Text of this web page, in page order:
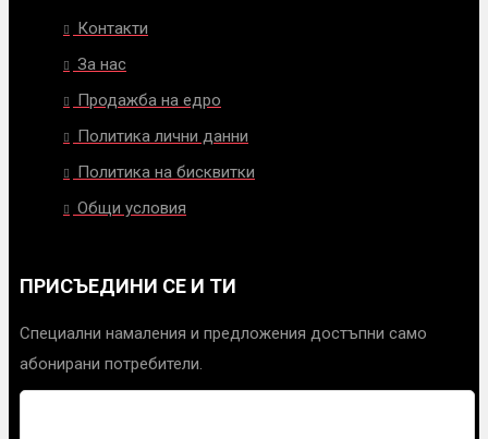
Контакти
За нас
Продажба на едро
Политика лични данни
Политика на бисквитки
Общи условия
ПРИСЪЕДИНИ СЕ И ТИ
Специални намаления и предложения достъпни само
абонирани потребители.